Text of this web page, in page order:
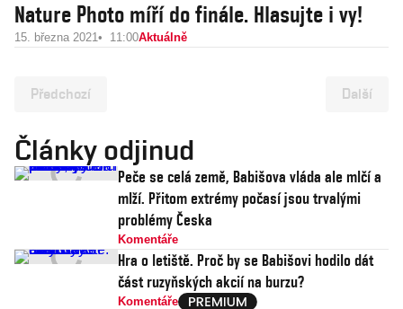
Nature Photo míří do finále. Hlasujte i vy!
15. března 2021 11:00Aktuálně
Předchozí Další
Články odjinud
Peče se celá země, Babišova vláda ale mlčí a
mlží. Přitom extrémy počasí jsou trvalými
problémy Česka
Komentáře
Hra o letiště. Proč by se Babišovi hodilo dát
část ruzyňských akcií na burzu?
Komentáře